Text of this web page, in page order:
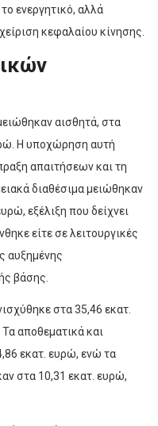
ενεργητικό, αλλά
κεφαλαίου κίνησης.
αισθητά, στα
Η υποχώρηση αυτή
απαιτήσεων και τη
διαθέσιμα μειώθηκαν
εξέλιξη που δείχνει
είτε σε λειτουργικές
αυξημένης
βάσης.
στα 35,46 εκατ.
αποθεματικά και
εκατ. ευρώ, ενώ τα
στα 10,31 εκατ. ευρώ,